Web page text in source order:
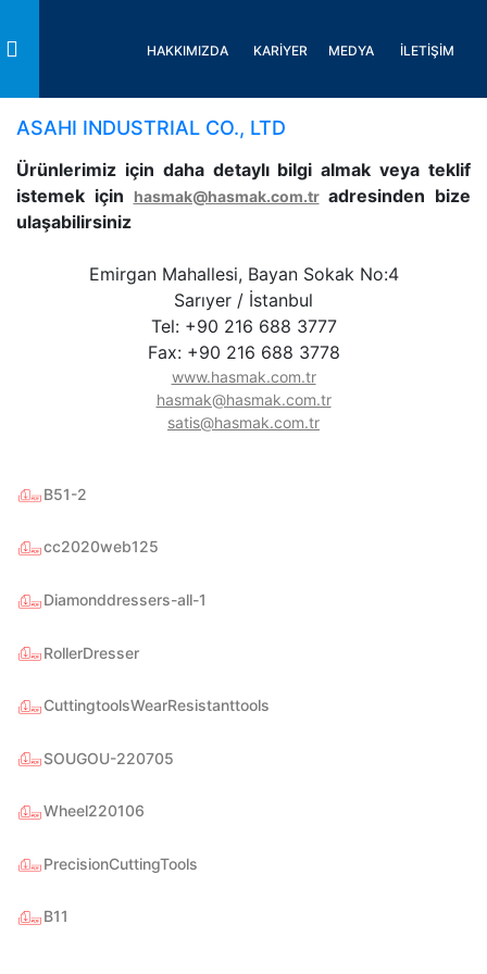
HAKKIMIZDA KARİYER MEDYA İLETİŞİM
ASAHI INDUSTRIAL CO., LTD
Ürünlerimiz için daha detaylı bilgi almak veya teklif
istemek için
hasmak@hasmak.com.tradresinden bize
ulaşabilirsiniz
Emirgan Mahallesi, Bayan Sokak No:4
Sarıyer / İstanbul
Tel: +90 216 688 3777
Fax: +90 216 688 3778
www.hasmak.com.tr
hasmak@hasmak.com.tr
satis@hasmak.com.tr
B51-2
cc2020web125
Diamonddressers-all-1
RollerDresser
CuttingtoolsWearResistanttools
SOUGOU-220705
Wheel220106
PrecisionCuttingTools
B11
Toggle